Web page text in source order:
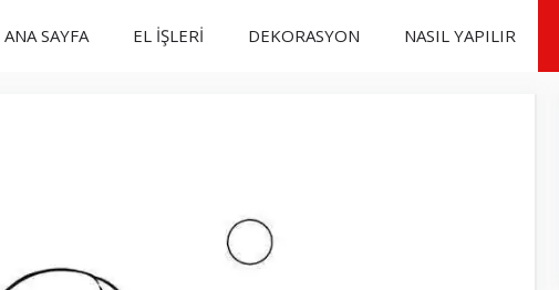
ANA SAYFA EL İŞLERİ DEKORASYON NASIL YAPILIR